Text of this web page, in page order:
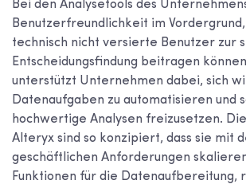
Bei den Analysetools des
Benutzerfreundlichkeit im Vordergrund,
technisch nicht versierte Benutzer zur
Entscheidungsfindung beitragen
unterstützt Unternehmen dabei, sich
Datenaufgaben zu automatisieren und
hochwertige Analysen freizusetzen.
Alteryx sind so konzipiert, dass sie mit
geschäftlichen Anforderungen
Funktionen für die Datenaufbereitung,